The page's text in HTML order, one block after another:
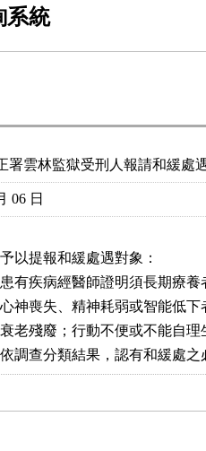
系統
署雲林監獄受刑人報請和緩處
06 日
以提報和緩處遇對象：
患有疾病經醫師證明須長期療養
心神喪失、精神耗弱或智能低下
衰老殘廢；行動不便或不能自理
依調查分類結果，認有和緩處之